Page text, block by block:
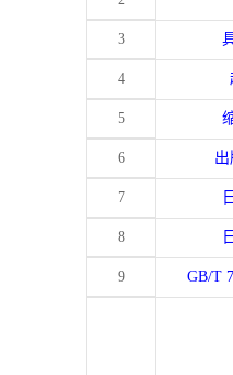
3
4
5
6
7
8
9 GB/T